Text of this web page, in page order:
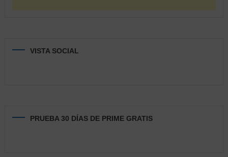
VISTA SOCIAL
PRUEBA 30 DÍAS DE PRIME GRATIS